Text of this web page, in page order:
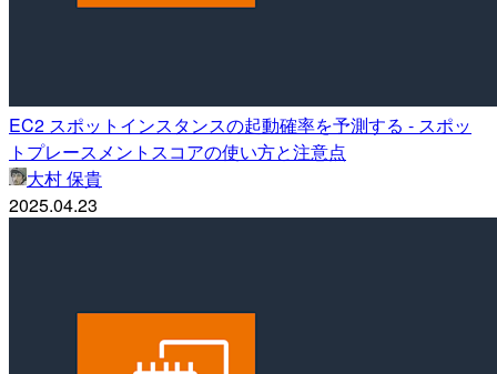
EC2 スポットインスタンスの起動確率を予測する - スポッ
トプレースメントスコアの使い方と注意点
大村 保貴
2025.04.23